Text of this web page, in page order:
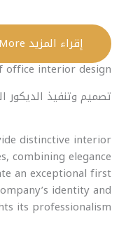
إقراء المزيد Read More
office interior design
تصميم وتنفيذ الديكور
distinctive interior
combining elegance
an exceptional first
identity and
its professionalism.